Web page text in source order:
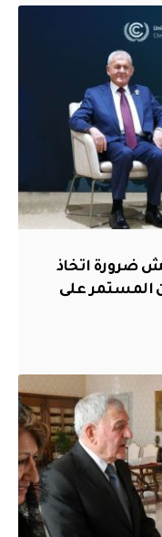
ضرورة اتخاذ
المستمر على